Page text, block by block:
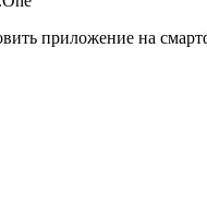
приложение на